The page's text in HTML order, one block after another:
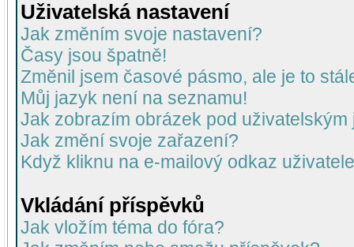
Uživatelská nastavení
Jak změním svoje nastavení?
Časy jsou špatně!
Změnil jsem časové pásmo, ale je to
Můj jazyk není na seznamu!
Jak zobrazím obrázek pod uživatelským
Jak změní svoje zařazení?
Když kliknu na e-mailový odkaz
Vkládání příspěvků
Jak vložím téma do fóra?